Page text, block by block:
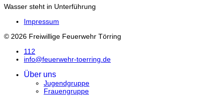
Wasser steht in Unterführung
Impressum
© 2026 Freiwillige Feuerwehr Törring
112
info@feuerwehr-toerring.de
Über uns
Jugendgruppe
Frauengruppe